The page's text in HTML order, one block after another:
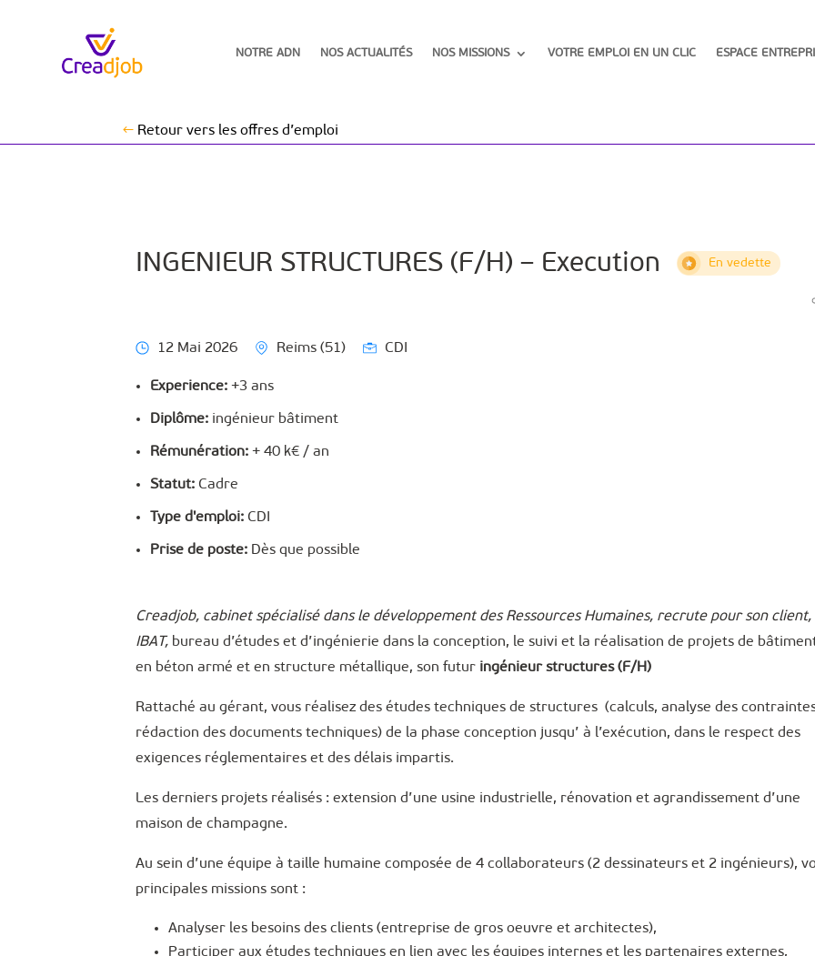
NOTRE ADN NOS ACTUALITÉS NOS MISSIONS VOTRE EMPLOI EN UN CLIC ESPACE
← Retour vers les offres d’emploi
INGENIEUR STRUCTURES (F/H) – Execution En vedette
12 Mai 2026 Reims (51) CDI
Experience: +3 ans
Diplôme: ingénieur bâtiment
Rémunération: + 40 k€ / an
Statut: Cadre
Type d'emploi: CDI
Prise de poste: Dès que possible
Creadjob, cabinet spécialisé dans le développement des Ressources Humaines, recrute pour son client,
IBAT, bureau d’études et d’ingénierie dans la conception, le suivi et la réalisation de projets de
en béton armé et en structure métallique, son futur ingénieur structures (F/H)
Rattaché au gérant, vous réalisez des études techniques de structures (calculs, analyse des
rédaction des documents techniques) de la phase conception jusqu’ à l’exécution, dans le respect des
exigences réglementaires et des délais impartis.
Les derniers projets réalisés : extension d’une usine industrielle, rénovation et agrandissement d’une
maison de champagne.
Au sein d’une équipe à taille humaine composée de 4 collaborateurs (2 dessinateurs et 2 ingénieurs),
principales missions sont :
Analyser les besoins des clients (entreprise de gros oeuvre et architectes),
Participer aux études techniques en lien avec les équipes internes et les partenaires externes,